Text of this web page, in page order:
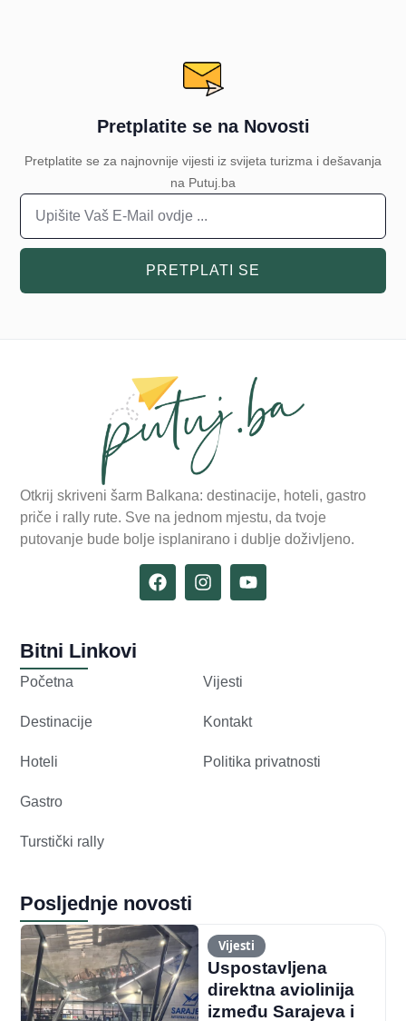
Pretplatite se na Novosti
Pretplatite se za najnovnije vijesti iz svijeta turizma i dešavanja
na Putuj.ba
PRETPLATI SE
Otkrij skriveni šarm Balkana: destinacije, hoteli, gastro
priče i rally rute. Sve na jednom mjestu, da tvoje
putovanje bude bolje isplanirano i dublje doživljeno.
Bitni Linkovi
Početna
Destinacije
Hoteli
Gastro
Turstički rally
Vijesti
Kontakt
Politika privatnosti
Posljednje novosti
Vijesti
Uspostavljena
direktna aviolinija
između Sarajeva i